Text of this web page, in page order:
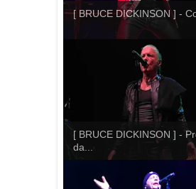
[ BRUCE DICKINSON ] -
[ BRUCE DICKINSON ] -
da...